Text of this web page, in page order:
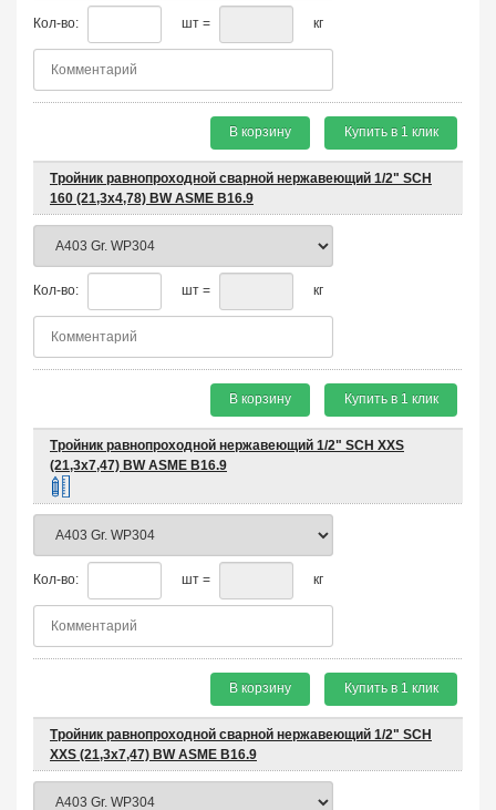
Кол-во: шт = кг
В корзину Купить в 1 клик
Тройник равнопроходной сварной нержавеющий 1/2" SCH
160 (21,3х4,78) BW ASME B16.9
Кол-во: шт = кг
В корзину Купить в 1 клик
Тройник равнопроходной нержавеющий 1/2" SCH XXS
(21,3х7,47) BW ASME B16.9
Кол-во: шт = кг
В корзину Купить в 1 клик
Тройник равнопроходной сварной нержавеющий 1/2" SCH
XXS (21,3х7,47) BW ASME B16.9